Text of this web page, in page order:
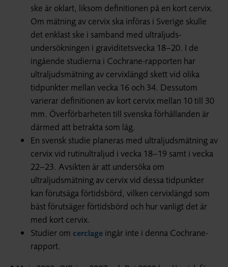
ske är oklart, liksom definitionen på en kort cervix.
Om mätning av cervix ska införas i Sverige skulle
det enklast ske i samband med ultraljuds­
undersökningen i graviditets­vecka 18–20. I de
ingående studierna i Cochrane-rapporten har
ultraljuds­mätning av cervix­längd skett vid olika
tidpunkter mellan vecka 16 och 34. Dessutom
varierar definitionen av kort cervix mellan 10 till 30
mm. Överförbarheten till svenska förhållanden är
därmed att betrakta som låg.
En svensk studie planeras med ultraljuds­mätning av
cervix vid rutin­ultraljud i vecka 18–19 samt i vecka
22–23. Avsikten är att undersöka om
ultraljudsmätning av cervix vid dessa tidpunkter
kan förutsäga förtidsbörd, vilken cervixlängd som
bäst förutsäger förtidsbörd och hur vanligt det är
med kort cervix.
Studier om cerclage ingår inte i denna Cochrane-
rapport.